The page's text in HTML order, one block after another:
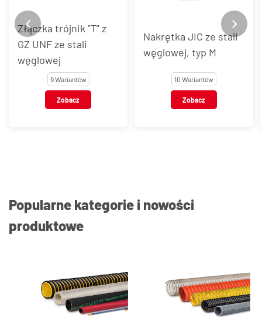
Złączka trójnik "T" z
GZ UNF ze stali
węglowej
9 Wariantów
Zobacz
Nakrętka JIC ze stali
węglowej, typ M
10 Wariantów
Zobacz
Popularne kategorie i nowości
produktowe